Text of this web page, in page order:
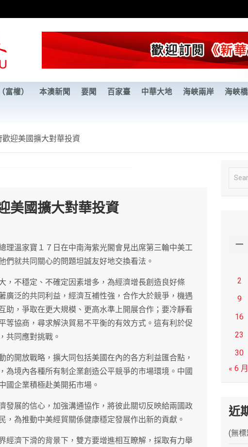
富權） 本澳新聞 要聞 百家臺 中華大地 海峽兩岸 海峽橋
迎美國擴大對華投資
美國擴大對華投資
理溫家寶１７日在中南海紫光閣會見出席第三輪中美工
們就共同關心的問題坦誠友好地交換看法。
，不穩定、不確定因素增多，為經濟增長創造良好條
廣泛的共同利益，經濟互補性強，合作大於競爭，機遇
助，爭取在更大規模、更高水準上開展合作；要冷靜看
等協商，尋求解決貿易不平衡的有效方式。這有利於促
共同應對挑戰。
的開放戰略，擴大同包括美國在內的各方利益匯合點，
為境內各種所有制企業創造公平競爭的市場環境。中國
國企業積極赴美開拓市場。
發展的信心，加強溝通協作，將彼此關切反映給兩國政
，為推動中美經貿關係健康穩定發展作出新的貢獻。
經濟下滑的背景下，雙方要增進相互瞭解，採取有力舉
e
一
2
9
16
23
30
« 6 月
近
(無標